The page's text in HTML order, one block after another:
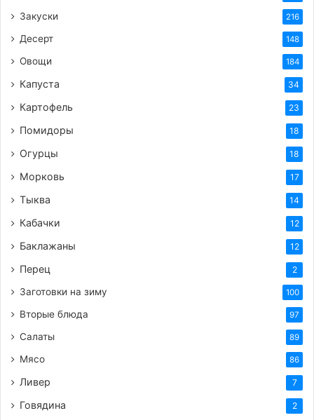
Закуски 216
Десерт 148
Овощи 184
Капуста 34
Картофель 23
Помидоры 18
Огурцы 18
Морковь 17
Тыква 14
Кабачки 12
Баклажаны 12
Перец 2
Заготовки на зиму 100
Вторые блюда 97
Салаты 89
Мясо 86
Ливер 7
Говядина 2